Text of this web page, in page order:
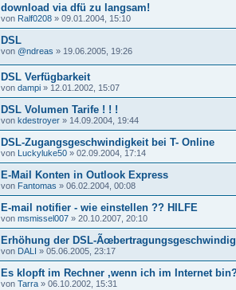
download via dfü zu langsam!
von Ralf0208 » 09.01.2004, 15:10
DSL
von @ndreas » 19.06.2005, 19:26
DSL Verfügbarkeit
von dampi » 12.01.2002, 15:07
DSL Volumen Tarife ! ! !
von kdestroyer » 14.09.2004, 19:44
DSL-Zugangsgeschwindigkeit bei T- Online
von Luckyluke50 » 02.09.2004, 17:14
E-Mail Konten in Outlook Express
von Fantomas » 06.02.2004, 00:08
E-mail notifier - wie einstellen ?? HILFE
von msmissel007 » 20.10.2007, 20:10
Erhöhung der DSL-
von DALI » 05.06.2005, 23:17
Es klopft im Rechner ,wenn ich im Internet
von Tarra » 06.10.2002, 15:31